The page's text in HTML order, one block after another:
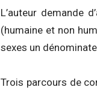
L’auteur demande
(humaine et non
sexes un
Trois parcours de